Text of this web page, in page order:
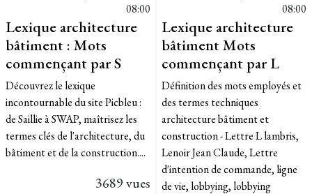
08:00
Lexique architecture
bâtiment : Mots
commençant par S
Découvrez le lexique
incontournable du site Picbleu :
de Saillie à SWAP, maîtrisez les
termes clés de l'architecture, du
bâtiment et de la construction....
3689 vues
08:00
Lexique architecture
bâtiment Mots
commençant par L
Définition des mots employés et
des termes techniques
architecture bâtiment et
construction - Lettre L lambris,
Lenoir Jean Claude, Lettre
d'intention de commande, ligne
de vie, lobbying, lobbying